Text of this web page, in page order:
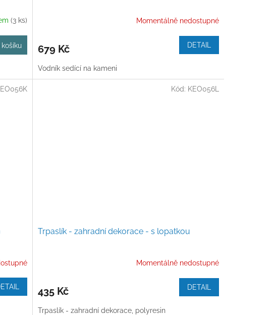
(3 ks)
košíku
Momentálně nedostupné
679 Kč DETAIL
Vodník sedící na kameni
Trpaslík - zahradní dekorace - s lopatkou
Momentálně nedostupné
435 Kč DETAIL
Trpaslík - zahradní dekorace, polyresin
Kód: KEO056L